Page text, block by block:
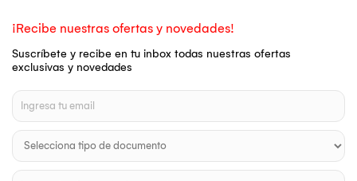
¡Recibe nuestras ofertas y novedades!
Suscríbete y recibe en tu inbox todas nuestras ofertas
exclusivas y novedades